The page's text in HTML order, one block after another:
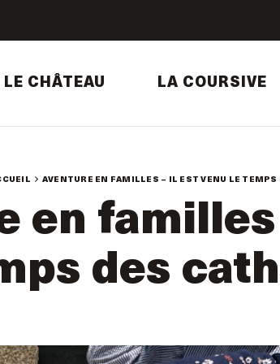
LE CHÂTEAU LA COURSIVE
AVENTURE EN FAMILLES – IL EST VENU LE TEMPS
en familles
des